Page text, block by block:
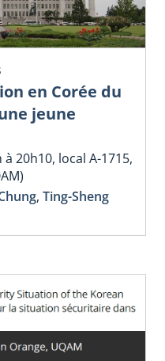
en Corée du
jeune
20h10, local A-1715,
, Ting-Sheng